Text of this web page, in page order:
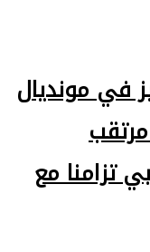
في مونديال
مرتقب
تزامنا مع